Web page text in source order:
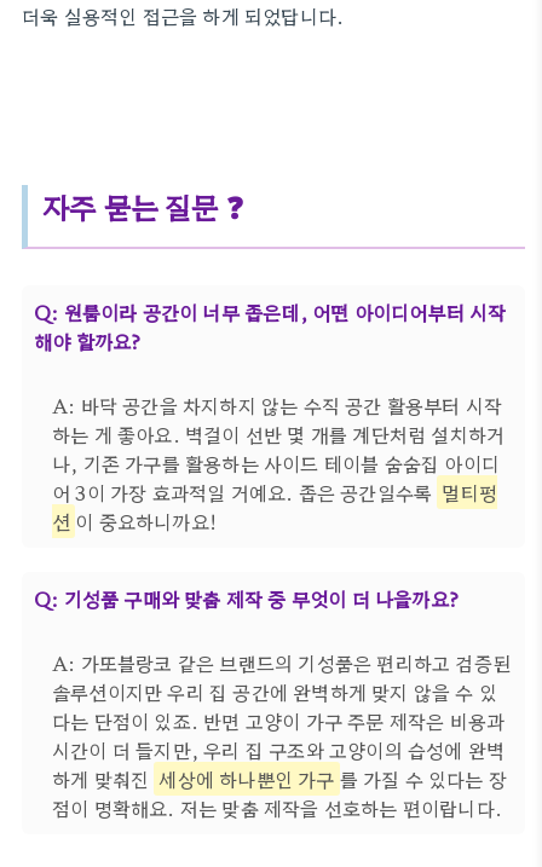
더욱 실용적인 접근을 하게 되었답니다.
자주 묻는 질문 ❓
Q: 원룸이라 공간이 너무 좁은데, 어떤 아이디어부터 시작
해야 할까요?
A: 바닥 공간을 차지하지 않는 수직 공간 활용부터 시작
하는 게 좋아요. 벽걸이 선반 몇 개를 계단처럼 설치하거
나, 기존 가구를 활용하는 사이드 테이블 숨숨집 아이디
어 3이 가장 효과적일 거예요. 좁은 공간일수록 멀티펑
션 이 중요하니까요!
Q: 기성품 구매와 맞춤 제작 중 무엇이 더 나을까요?
A: 가또블랑코 같은 브랜드의 기성품은 편리하고 검증된
솔루션이지만 우리 집 공간에 완벽하게 맞지 않을 수 있
다는 단점이 있죠. 반면 고양이 가구 주문 제작은 비용과
시간이 더 들지만, 우리 집 구조와 고양이의 습성에 완벽
하게 맞춰진 세상에 하나뿐인 가구 를 가질 수 있다는 장
점이 명확해요. 저는 맞춤 제작을 선호하는 편이랍니다.